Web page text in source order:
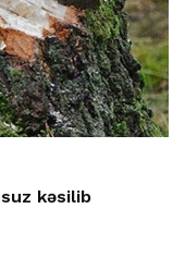
kəsilib